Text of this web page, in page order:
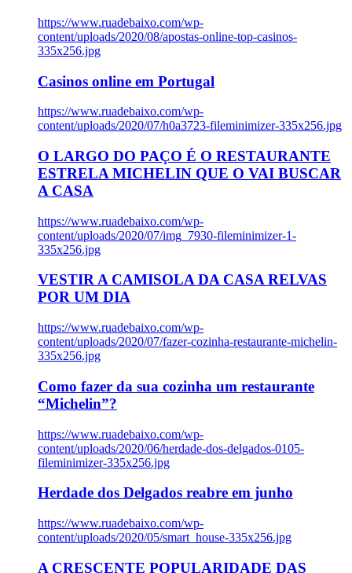
https://www.ruadebaixo.com/wp-
content/uploads/2020/08/apostas-online-top-casinos-
335x256.jpg
Casinos online em Portugal
https://www.ruadebaixo.com/wp-
content/uploads/2020/07/h0a3723-fileminimizer-335x256.jpg
O LARGO DO PAÇO É O RESTAURANTE
ESTRELA MICHELIN QUE O VAI BUSCAR
A CASA
https://www.ruadebaixo.com/wp-
content/uploads/2020/07/img_7930-fileminimizer-1-
335x256.jpg
VESTIR A CAMISOLA DA CASA RELVAS
POR UM DIA
https://www.ruadebaixo.com/wp-
content/uploads/2020/07/fazer-cozinha-restaurante-michelin-
335x256.jpg
Como fazer da sua cozinha um restaurante
“Michelin”?
https://www.ruadebaixo.com/wp-
content/uploads/2020/06/herdade-dos-delgados-0105-
fileminimizer-335x256.jpg
Herdade dos Delgados reabre em junho
https://www.ruadebaixo.com/wp-
content/uploads/2020/05/smart_house-335x256.jpg
A CRESCENTE POPULARIDADE DAS